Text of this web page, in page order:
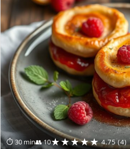
⏱ 30 min👥 10★★★★★ 4.75 (4)